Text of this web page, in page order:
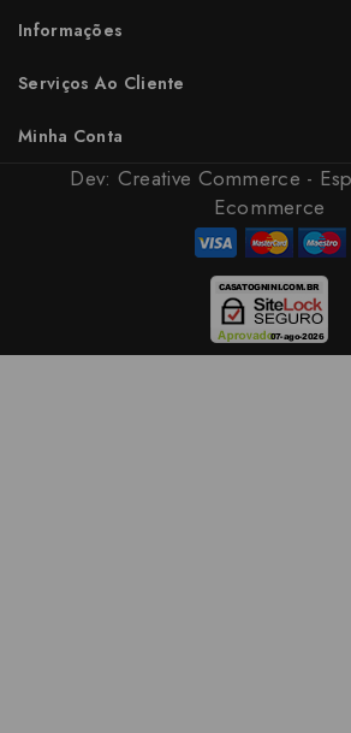
Informações
Serviços Ao Cliente
Minha Conta
Dev: Creative Commerce -
Ecommerce